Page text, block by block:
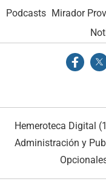
Podcasts Mirador
Hemeroteca Digital
Administración y